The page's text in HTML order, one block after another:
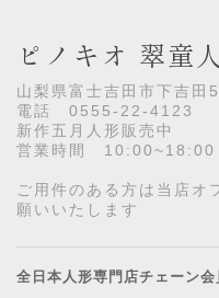
ピノキオ 翠童
山梨県富士吉田市下吉田
電話 0555-22-4123
新作五月人形販売中
営業時間 10:00~18:00
ご用件のある方は当店オ
願いいたします
全日本人形専門店チェーン会